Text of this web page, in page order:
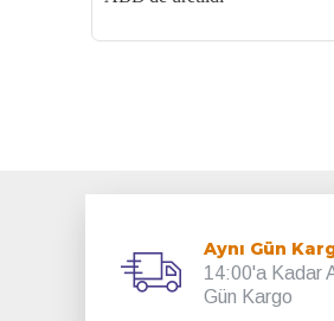
Aynı Gün
14:00'a Kadar
Gün Kargo